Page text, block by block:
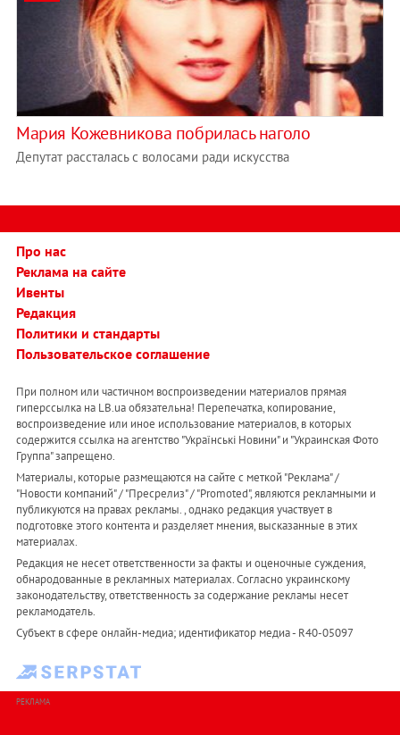
Мария Кожевникова побрилась наголо
Депутат рассталась с волосами ради искусства
Про нас
Реклама на сайте
Ивенты
Редакция
Политики и стандарты
Пользовательское соглашение
При полном или частичном воспроизведении материалов прямая
гиперссылка на LB.ua обязательна! Перепечатка, копирование,
воспроизведение или иное использование материалов, в которых
содержится ссылка на агентство "Українськi Новини" и "Украинская Фото
Группа" запрещено.
Материалы, которые размещаются на сайте с меткой "Реклама" /
"Новости компаний" / "Пресрелиз" / "Promoted", являются рекламными и
публикуются на правах рекламы. , однако редакция участвует в
подготовке этого контента и разделяет мнения, высказанные в этих
материалах.
Редакция не несет ответственности за факты и оценочные суждения,
обнародованные в рекламных материалах. Согласно украинскому
законодательству, ответственность за содержание рекламы несет
рекламодатель.
Субъект в сфере онлайн-медиа; идентификатор медиа - R40-05097
РЕКЛАМА